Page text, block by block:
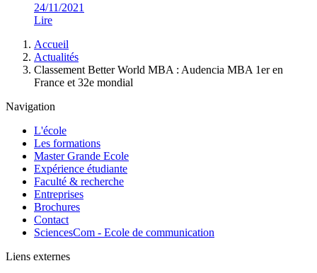
24/11/2021
Lire
d'Ariane
Accueil
Actualités
Classement Better World MBA : Audencia MBA 1er en
France et 32e mondial
Navigation
L'école
Les formations
Master Grande Ecole
Expérience étudiante
Faculté & recherche
Entreprises
Brochures
Contact
SciencesCom - Ecole de communication
Liens externes